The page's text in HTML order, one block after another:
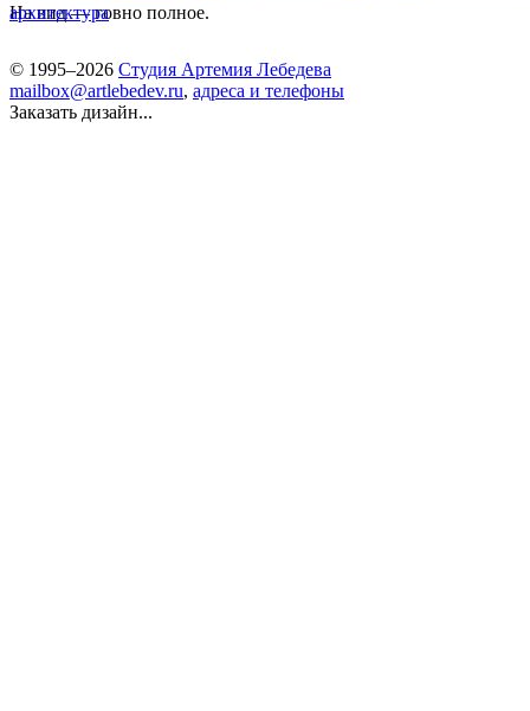
На вид — говно полное.
архитектура
© 1995–2026 Студия Артемия Лебедева
mailbox@artlebedev.ru, адреса и телефоны
Заказать дизайн...